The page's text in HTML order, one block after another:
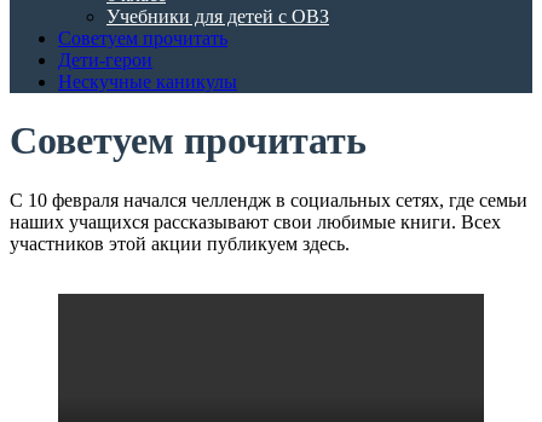
Учебники для детей с ОВЗ
Советуем прочитать
Дети-герои
Нескучные каникулы
Советуем прочитать
С 10 февраля начался челлендж в социальных сетях, где семьи
наших учащихся рассказывают свои любимые книги. Всех
участников этой акции публикуем здесь.